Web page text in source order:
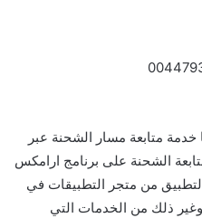
خدمة متابعة مسار الشحنة عبر
الشحنة على برنامج ارامكس
من متجر التطبيقات في
ذلك من الخدمات التي